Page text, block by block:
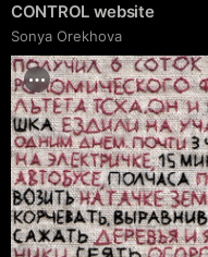
CONTROL website
Sonya Orekhova